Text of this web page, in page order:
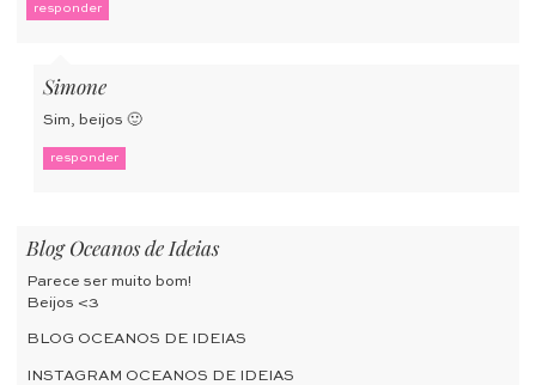
responder
Simone
Sim, beijos 🙂
responder
Blog Oceanos de Ideias
Parece ser muito bom!
Beijos <3
BLOG OCEANOS DE IDEIAS
INSTAGRAM OCEANOS DE IDEIAS